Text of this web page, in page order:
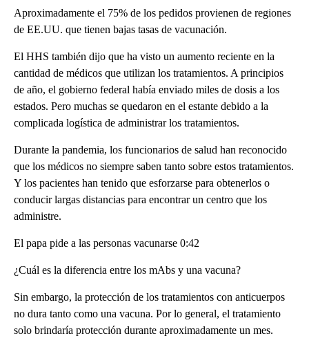
Aproximadamente el 75% de los pedidos provienen de regiones
de EE.UU. que tienen bajas tasas de vacunación.
El HHS también dijo que ha visto un aumento reciente en la
cantidad de médicos que utilizan los tratamientos. A principios
de año, el gobierno federal había enviado miles de dosis a los
estados. Pero muchas se quedaron en el estante debido a la
complicada logística de administrar los tratamientos.
Durante la pandemia, los funcionarios de salud han reconocido
que los médicos no siempre saben tanto sobre estos tratamientos.
Y los pacientes han tenido que esforzarse para obtenerlos o
conducir largas distancias para encontrar un centro que los
administre.
El papa pide a las personas vacunarse 0:42
¿Cuál es la diferencia entre los mAbs y una vacuna?
Sin embargo, la protección de los tratamientos con anticuerpos
no dura tanto como una vacuna. Por lo general, el tratamiento
solo brindaría protección durante aproximadamente un mes.